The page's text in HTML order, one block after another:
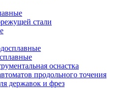
стали
оснастка
продольного точения
державок и фрез